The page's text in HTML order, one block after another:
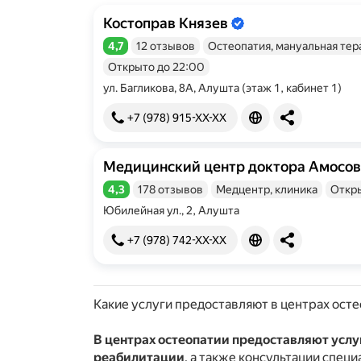
Костоправ Князев
Информация об организации
Рейтинг 4,7 из 5
4,7 12 отзывов
Остеопатия, мануальная
Открыто до 22:00
ул. Багликова, 8А, Алушта (этаж 1, кабинет 1)
+7 (978) 915-XX-XX
Медицинский центр доктора
Информация об организации
Рейтинг 4,3 из 5
4,3 178 отзывов Медцентр, клиника
Юбилейная ул., 2, Алушта
+7 (978) 742-XX-XX
Какие услуги предоставляют в центрах
В центрах остеопатии предоставляют
реабилитации, а также консультации